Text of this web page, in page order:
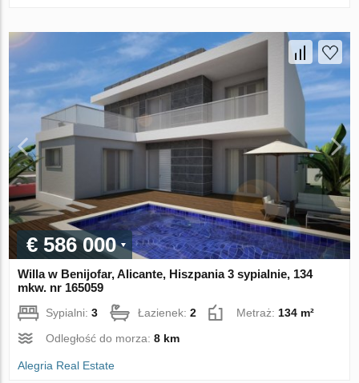
€ 586 000
Willa w Benijofar, Alicante, Hiszpania 3 sypialnie, 134
mkw. nr 165059
Sypialni:3 Łazienek:2 Metraż: 134 m²
Odległość do morza:8 km
Alegria Real Estate